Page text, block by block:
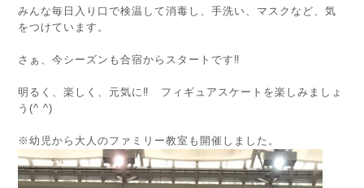
みんな毎日入り口で検温して消毒し、手洗い、マスクなど、気
をつけています。
さぁ、今シーズンも合宿からスタートです‼︎
明るく、楽しく、元気に‼︎ フィギュアスケートを楽しみましょ
う(^ ^)
※幼児から大人のファミリー教室も開催しました。